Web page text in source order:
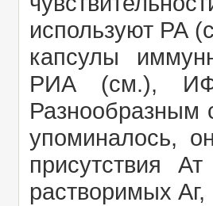
используют РА
капсулы
РИА (см.),
Разнообразным
упоминалось,
присутствия
растворимых